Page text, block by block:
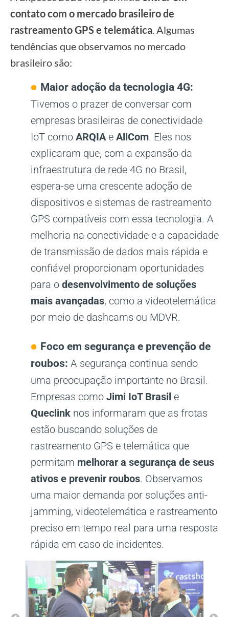
contato com o mercado brasileiro de
rastreamento GPS e telemática. Algumas
tendências que observamos no mercado
brasileiro são:
Maior adoção da tecnologia 4G:
Tivemos o prazer de conversar com
empresas brasileiras de conectividade
IoT como ARQIAe AllCom. Eles nos
explicaram que, com a expansão da
infraestrutura de rede 4G no Brasil,
espera-se uma crescente adoção de
dispositivos e sistemas de rastreamento
GPS compatíveis com essa tecnologia. A
melhoria na conectividade e a capacidade
de transmissão de dados mais rápida e
confiável proporcionam oportunidades
para o desenvolvimento de soluções
mais avançadas, como a videotelemática
por meio de dashcams ou MDVR.
Foco em segurança e prevenção de
roubos: A segurança continua sendo
uma preocupação importante no Brasil.
Empresas como Jimi IoT Brasil e
Queclink nos informaram que as frotas
estão buscando soluções de
rastreamento GPS e telemática que
permitam melhorar a segurança de seus
ativos e prevenir roubos. Observamos
uma maior demanda por soluções anti-
jamming, videotelemática e rastreamento
preciso em tempo real para uma resposta
rápida em caso de incidentes.